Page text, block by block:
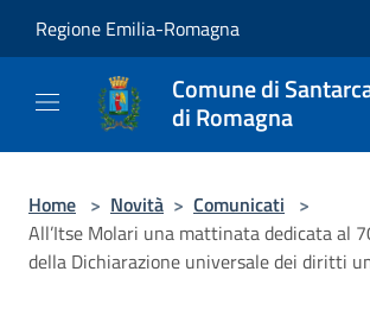
Regione Emilia-Romagna
Comune di
di Romagna
Home > Novità > Comunicati >
All’Itse Molari una mattinata dedicata al
della Dichiarazione universale dei diritti